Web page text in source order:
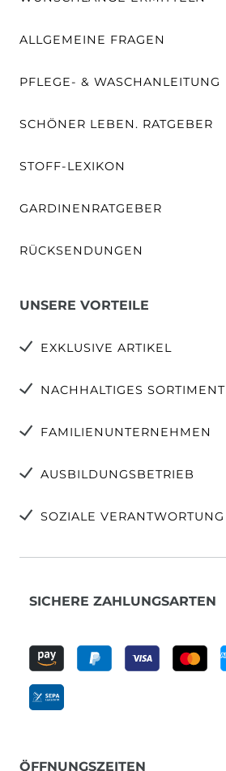
ALLGEMEINE FRAGEN
PFLEGE- & WASCHANLEITUNG
SCHÖNER LEBEN. RATGEBER
STOFF-LEXIKON
GARDINENRATGEBER
RÜCKSENDUNGEN
UNSERE VORTEILE
EXKLUSIVE ARTIKEL
NACHHALTIGES SORTIMENT
FAMILIENUNTERNEHMEN
AUSBILDUNGSBETRIEB
SOZIALE VERANTWORTUNG
SICHERE ZAHLUNGSARTEN
ÖFFNUNGSZEITEN